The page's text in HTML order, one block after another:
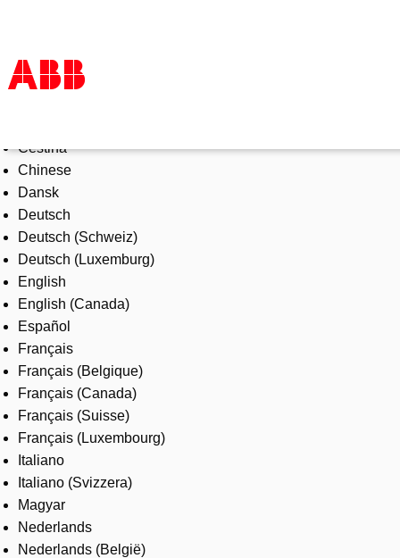
Products & Solutions
Industries
Services
About us
Where to buy
Contact us
Careers
Čeština
Chinese
Dansk
Deutsch
Deutsch (Schweiz)
Deutsch (Luxemburg)
English
English (Canada)
Español
Français
Français (Belgique)
Français (Canada)
Français (Suisse)
Français (Luxembourg)
Italiano
Italiano (Svizzera)
Magyar
Nederlands
Nederlands (België)